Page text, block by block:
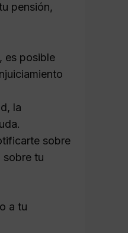
pensión,
es posible
la
sobre
sobre tu
a tu